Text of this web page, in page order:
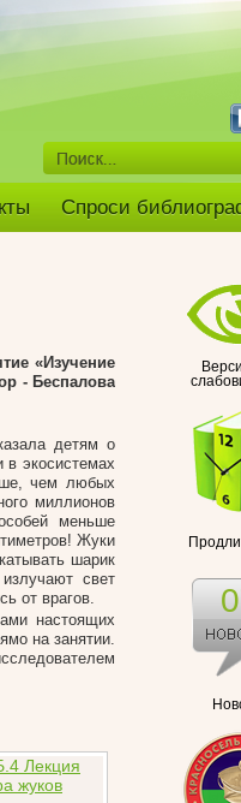
Спроси
«Изучение
- Беспалова
детям о
экосистемах
чем любых
миллионов
меньше
Жуки
шарик
свет
от врагов.
настоящих
на занятии.